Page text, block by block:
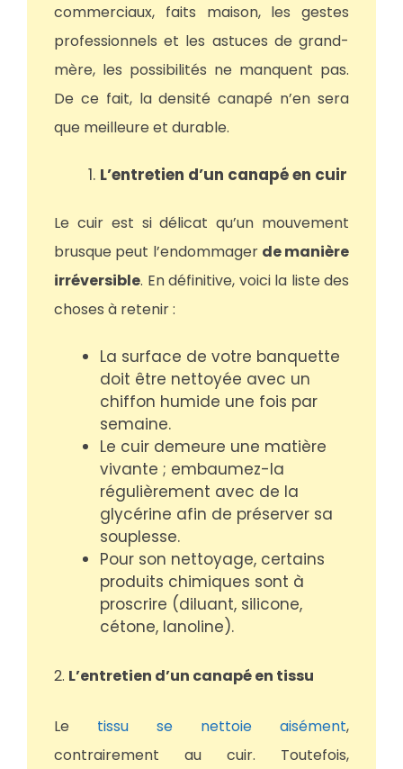
commerciaux, faits maison, les gestes
professionnels et les astuces de grand-
mère, les possibilités ne manquent pas.
De ce fait, la densité canapé n’en sera
que meilleure et durable.
L’entretien d’un canapé en cuir
Le cuir est si délicat qu’un mouvement
brusque peut l’endommager de manière
irréversible. En définitive, voici la liste des
choses à retenir :
La surface de votre banquette
doit être nettoyée avec un
chiffon humide une fois par
semaine.
Le cuir demeure une matière
vivante ; embaumez-la
régulièrement avec de la
glycérine afin de préserver sa
souplesse.
Pour son nettoyage, certains
produits chimiques sont à
proscrire (diluant, silicone,
cétone, lanoline).
2. L’entretien d’un canapé en tissu
Le tissu se nettoie aisément,
contrairement au cuir. Toutefois,